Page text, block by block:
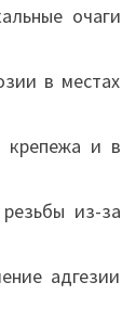
очаги
в местах
крепежа и в
из-за
адгезии